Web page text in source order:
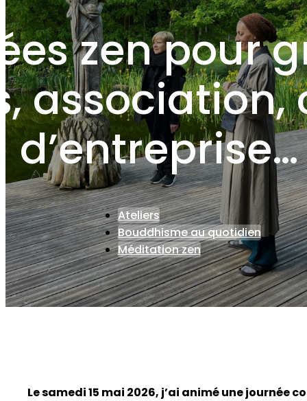
zen pour
association,
Ateliers
Bouddhisme au quotidien
Méditation zen
Le samedi 15 mai 2026, j’ai animé une